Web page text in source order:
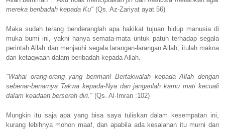
mereka beribadah kepada Ku" (Qs. Az-Zariyat ayat 56)
Maka sudah terang benderanglah apa hakikat tujuan hidup manusia di
muka bumi ini, yakni hanya semata-mata untuk patuh terhadap segala
perintah Allah dan menjauhi segala larangan-larangan Allah, itulah makna
dari ketaqwaan dalam beribadah kepada Allah.
"Wahai orang-orang yang beriman! Bertakwalah kepada Allah dengan
sebenar-benarnya Takwa kepada-Nya dan janganlah kamu mati kecuali
dalam keadaan berserah diri." (Qs. Al-Imran :102)
Mungkin itu saja apa yang bisa saya tuliskan dalam kesempatan ini,
kurang lebihnya mohon maaf, dan apabila ada kesalahan itu murni dari